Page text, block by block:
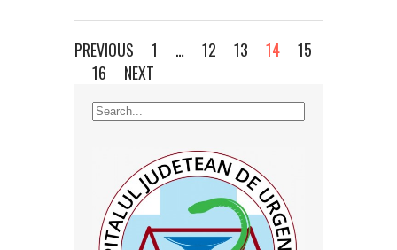
PREVIOUS 1 … 12 13 14
15
16
NEXT